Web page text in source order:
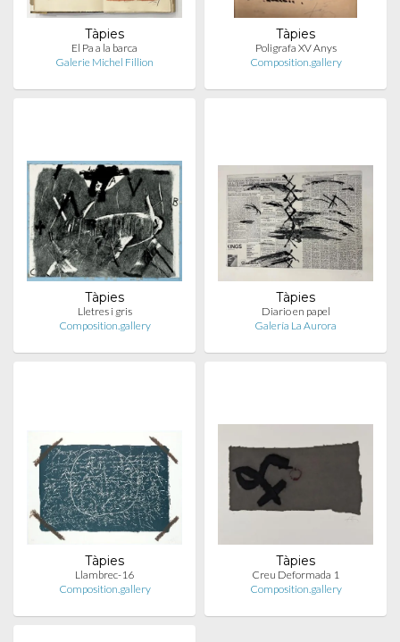
Tàpies
El Pa a la barca
Galerie Michel Fillion
Tàpies
Poligrafa XV Anys
Composition.gallery
Tàpies
Lletres i gris
Composition.gallery
Tàpies
Diario en papel
Galería La Aurora
Tàpies
Llambrec-16
Composition.gallery
Tàpies
Creu Deformada 1
Composition.gallery